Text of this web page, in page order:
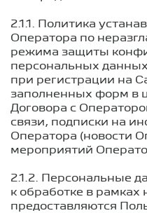
2.1.1. Политика
Оператора по
режима защиты
персональных
при регистрации на
заполненных форм в
Договора с
связи, подписки на
Оператора (новости
мероприятий
2.1.2. Персональные
к обработке в рамках
предоставляются